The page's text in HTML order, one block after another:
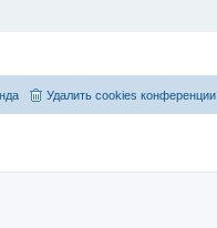
Удалить cookies конференции